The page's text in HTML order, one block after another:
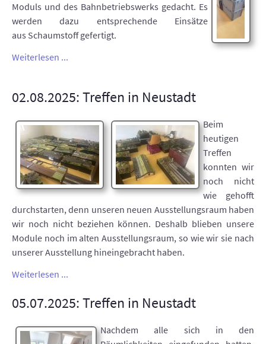
Moduls und des Bahnbetriebswerks gedacht. Es
werden dazu entsprechende Einsätze
aus Schaumstoff gefertigt.
Weiterlesen ...
02.08.2025: Treffen in Neustadt
Beim
heutigen
Treffen
konnten wir
noch nicht
wie gehofft
durchstarten, denn unseren neuen Ausstellungsraum haben
wir noch nicht beziehen können. Deshalb blieben unsere
Module noch im alten Ausstellungsraum, so wie wir sie nach
unserer Ausstellung hineingebracht haben.
Weiterlesen ...
05.07.2025: Treffen in Neustadt
Nachdem alle sich in den